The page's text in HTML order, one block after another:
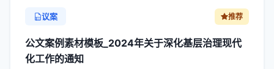
议案 推荐
公文案例素材模板_2024年关于深化基层治理现代
化工作的通知